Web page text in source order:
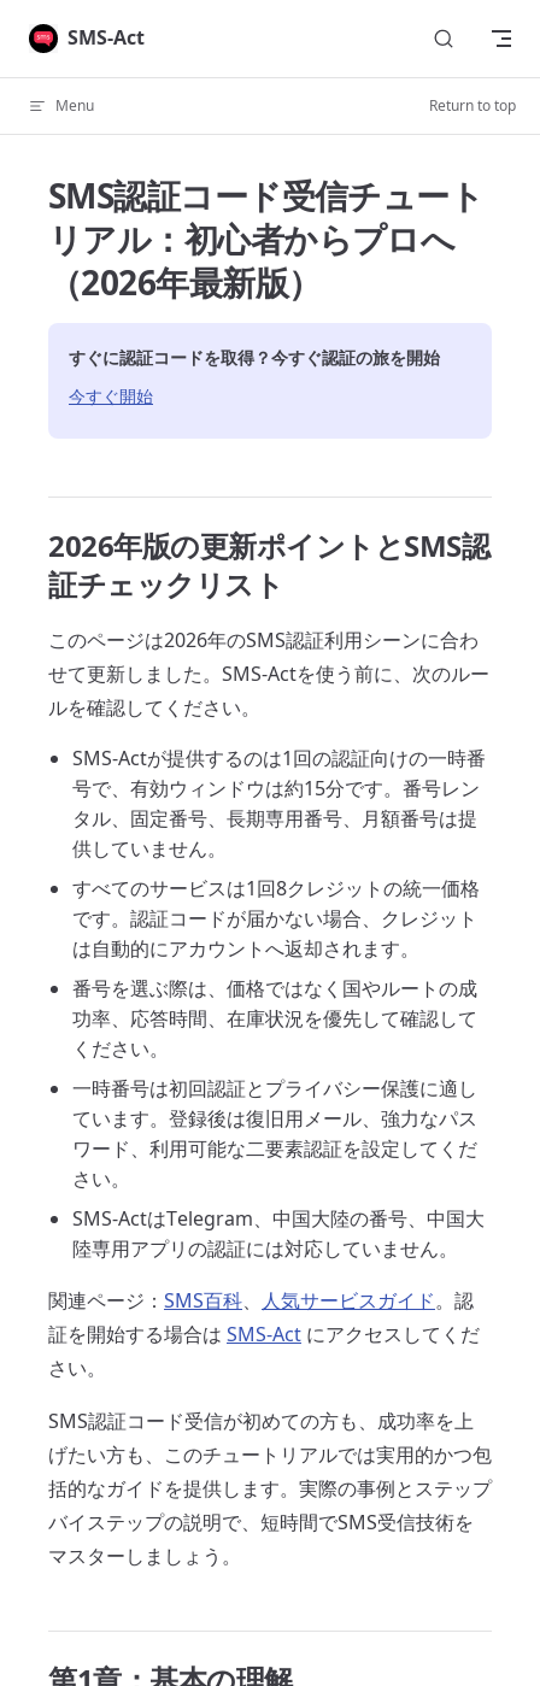
Skip to content
SMS-Act
Menu Return to top
SMS認証コード受信チュート
リアル：初心者からプロへ
（2026年最新版）
すぐに認証コードを取得？今すぐ認証の旅を開始
今すぐ開始
2026年版の更新ポイントとSMS認
証チェックリスト
このページは2026年のSMS認証利用シーンに合わ
せて更新しました。SMS-Actを使う前に、次のルー
ルを確認してください。
SMS-Actが提供するのは1回の認証向けの一時番
号で、有効ウィンドウは約15分です。番号レン
タル、固定番号、長期専用番号、月額番号は提
供していません。
すべてのサービスは1回8クレジットの統一価格
です。認証コードが届かない場合、クレジット
は自動的にアカウントへ返却されます。
番号を選ぶ際は、価格ではなく国やルートの成
功率、応答時間、在庫状況を優先して確認して
ください。
一時番号は初回認証とプライバシー保護に適し
ています。登録後は復旧用メール、強力なパス
ワード、利用可能な二要素認証を設定してくだ
さい。
SMS-ActはTelegram、中国大陸の番号、中国大
陸専用アプリの認証には対応していません。
関連ページ： SMS百科、 人気サービスガイド。認
証を開始する場合は SMS-Act にアクセスしてくだ
さい。
SMS認証コード受信が初めての方も、成功率を上
げたい方も、このチュートリアルでは実用的かつ包
括的なガイドを提供します。実際の事例とステップ
バイステップの説明で、短時間でSMS受信技術を
マスターしましょう。